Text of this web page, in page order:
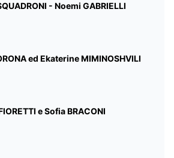
- Noemi GABRIELLI
ed Ekaterine MIMINOSHVILI
e Sofia BRACONI